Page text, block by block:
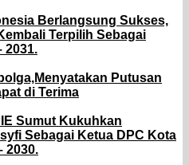
Berlangsung Sukses,
Terpilih Sebagai
2031.
Putusan
di Terima
Sumut Kukuhkan
Sebagai Ketua DPC Kota
2030.